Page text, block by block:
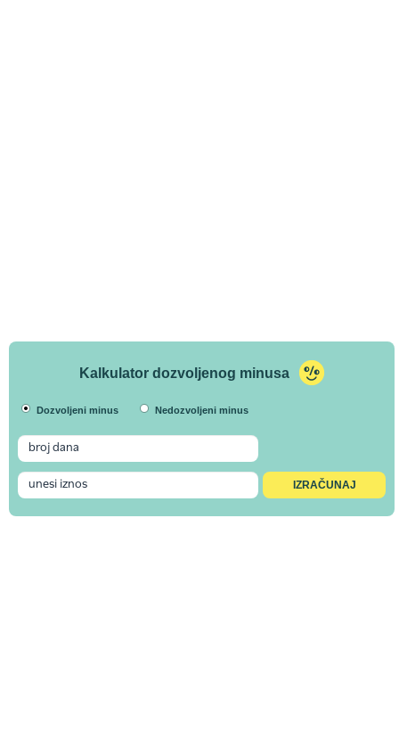
Kalkulator dozvoljenog minusa
Dozvoljeni minus Nedozvoljeni minus